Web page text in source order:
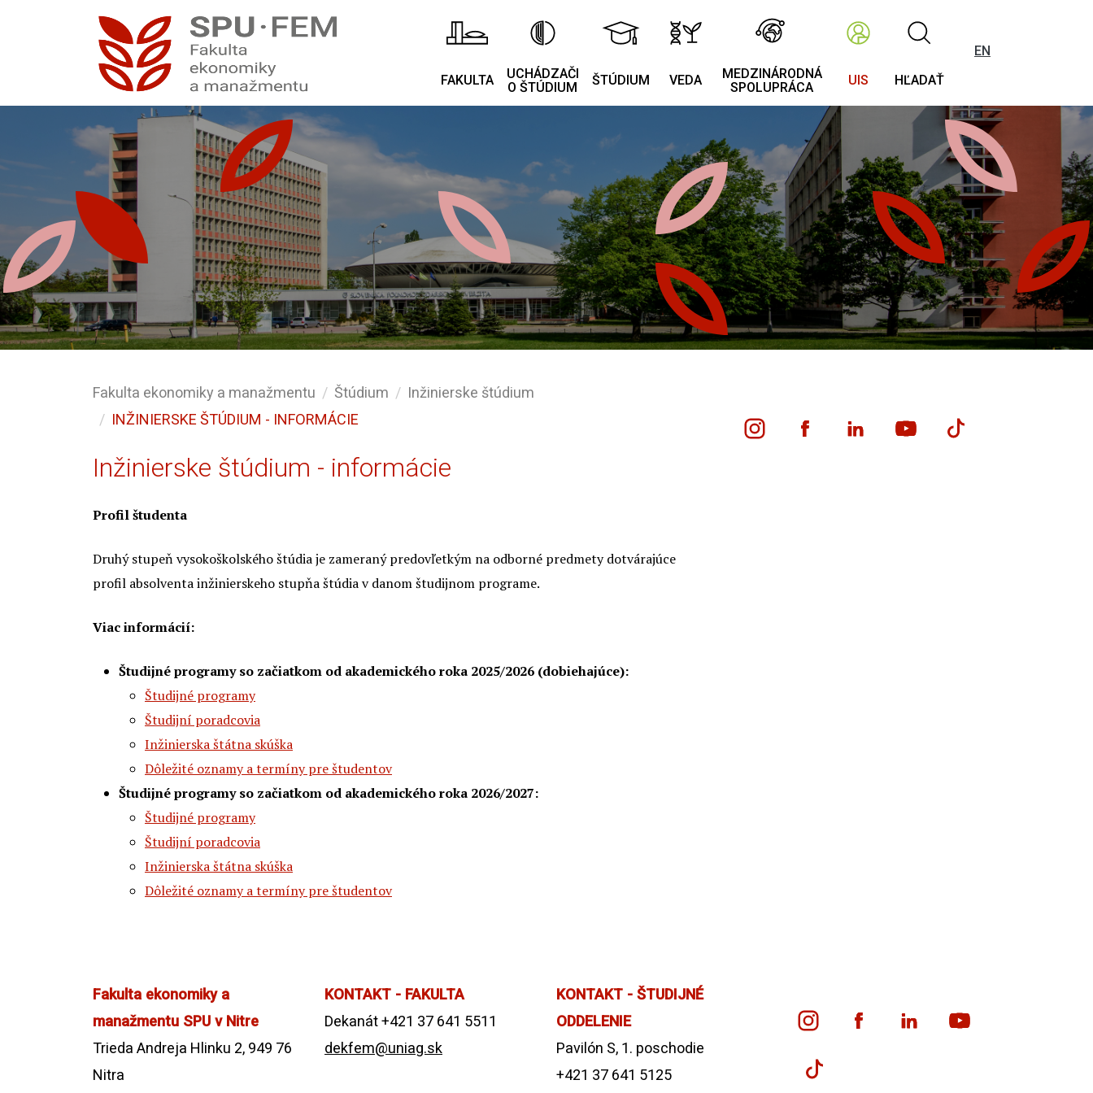
FAKULTA
UCHÁDZAČI
O ŠTÚDIUM
ŠTÚDIUM VEDA
MEDZINÁRODNÁ
SPOLUPRÁCA
UIS HĽADAŤ
EN
Fakulta ekonomiky a manažmentu Štúdium
Inžinierske štúdium
INŽINIERSKE ŠTÚDIUM - INFORMÁCIE
Inžinierske štúdium - informácie
Profil študenta
Druhý stupeň vysokoškolského štúdia je zameraný predovľetkým na odborné predmety dotvárajúce
profil absolventa inžinierskeho stupňa štúdia v danom študijnom programe.
Viac informácií:
Študijné programy so začiatkom od akademického roka 2025/2026 (dobiehajúce):
Študijné programy
Študijní poradcovia
Inžinierska štátna skúška
Dôležité oznamy a termíny pre študentov
Študijné programy so začiatkom od akademického roka 2026/2027:
Študijné programy
Študijní poradcovia
Inžinierska štátna skúška
Dôležité oznamy a termíny pre študentov
Fakulta ekonomiky a
manažmentu SPU v Nitre
Trieda Andreja Hlinku 2, 949 76
Nitra
KONTAKT - FAKULTA
Dekanát +421 37 641 5511
dekfem@uniag.sk
KONTAKT - ŠTUDIJNÉ
ODDELENIE
Pavilón S, 1. poschodie
+421 37 641 5125